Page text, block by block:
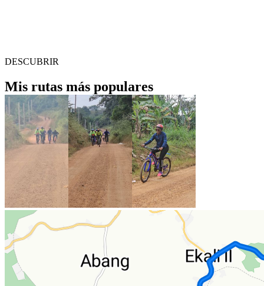
DESCUBRIR
Mis rutas más populares